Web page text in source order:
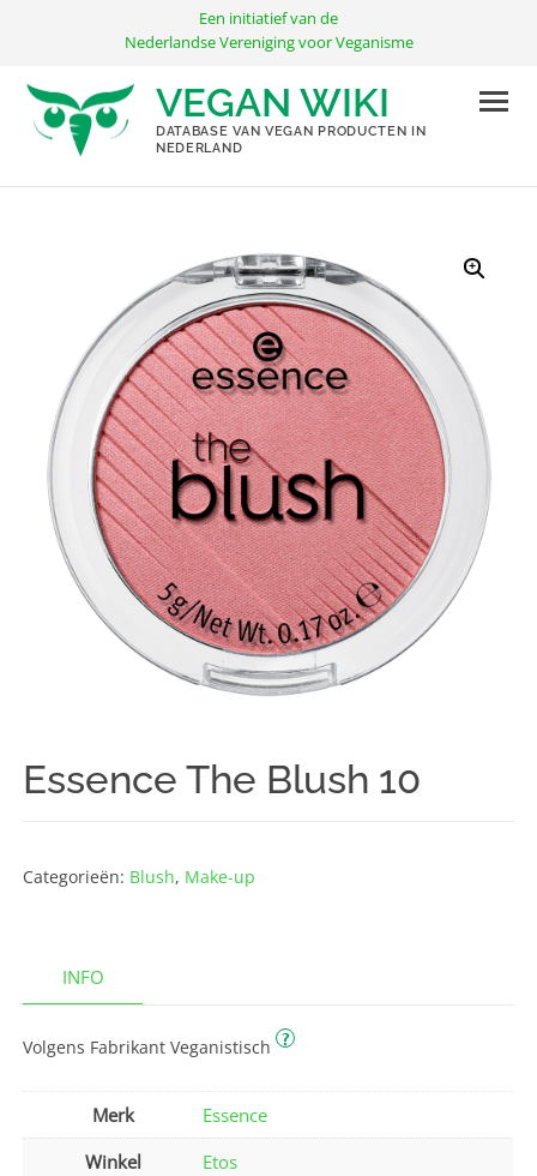
inhoud
Een initiatief van de
Nederlandse Vereniging voor Veganisme
VEGAN WIKI
DATABASE VAN VEGAN PRODUCTEN IN
NEDERLAND
Essence The Blush 10
Categorieën: Blush, Make-up
INFO
Volgens Fabrikant Veganistisch ?
Merk
Essence
Winkel
Etos